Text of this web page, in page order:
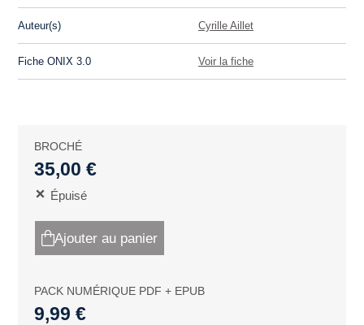
Auteur(s) Cyrille Aillet
Fiche ONIX 3.0 Voir la fiche
BROCHÉ
35,00 €
Épuisé
Ajouter au panier
PACK NUMÉRIQUE PDF + EPUB
9,99 €